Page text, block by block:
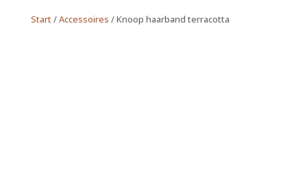
Start/Accessoires / Knoop haarband terracotta